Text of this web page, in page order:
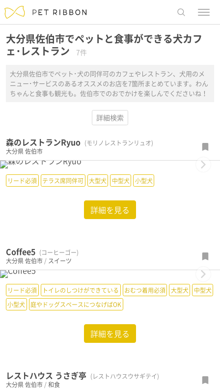
レスト
大分県佐伯市でペットと食事ができる犬カフ
ェ･レストラン
7件
大分県佐伯市でペット･犬の同伴可のカフェやレストラン、犬用のメ
ニュー･サービスのあるオススメのお店を7箇所まとめています。わん
ちゃんと食事も観光も。佐伯市でのおでかけを楽しんでくださいね！
詳細検索
森のレストランRyuo (モリノレストランリュオ)
大分県佐伯市
Next
リード必須 テラス席同伴可 大型犬 中型犬 小型犬
詳細を見る
Coffee5 (コーヒーゴー)
大分県佐伯市 / スイーツ
Next
リード必須 トイレのしつけができている おむつ着用必須 大型犬
中型犬
小型犬
庭やドッグスペースにつなげばOK
詳細を見る
レストハウス うさぎ亭 (レストハウスウサギテイ)
大分県佐伯市 /和食